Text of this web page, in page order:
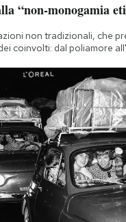
“non-monogamia
non tradizionali, che
coinvolti: dal poliamore